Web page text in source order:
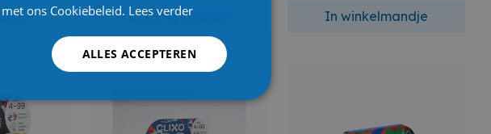
In winkelmandje In winkelmandje
ons Cookiebeleid. Lees verder
ALLES ACCEPTEREN